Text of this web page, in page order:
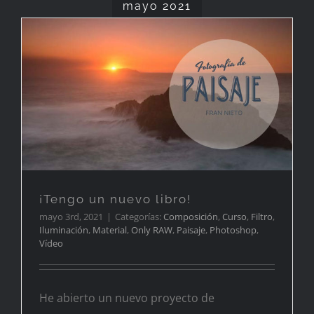
mayo 2021
¡Tengo un nuevo libro!
¡Tengo un nuevo libro!
mayo 3rd, 2021 | Categorías: Composición, Curso, Filtro,
Iluminación, Material, Only RAW, Paisaje, Photoshop,
Vídeo
He abierto un nuevo proyecto de